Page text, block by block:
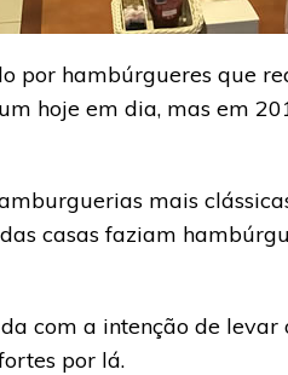
por hambúrgueres que
hoje em dia, mas em
mais
casas faziam
com a intenção de
por lá.